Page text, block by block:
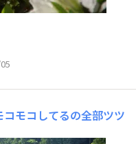
コモコしてるの全部ツツ